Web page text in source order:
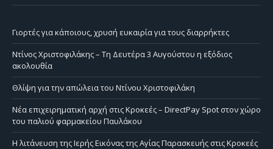
Γιορτές για κάποιους, χρυσή ευκαιρία για τους διαρρήκτες
Ντίνος Χριστοφιλάκης – Τη Δευτέρα 3 Αυγούστου η εξόδιος
ακολουθία
Θλίψη για την απώλεια του Ντίνου Χριστοφιλάκη
Νέα επιχειρηματική αρχή στις Κροκεές – DirectPay Spot στον χώρο
του παλιού φαρμακείου Παυλάκου
Η λιτάνευση της Ιερής Εικόνας της Αγίας Παρασκευής στις Κροκεές